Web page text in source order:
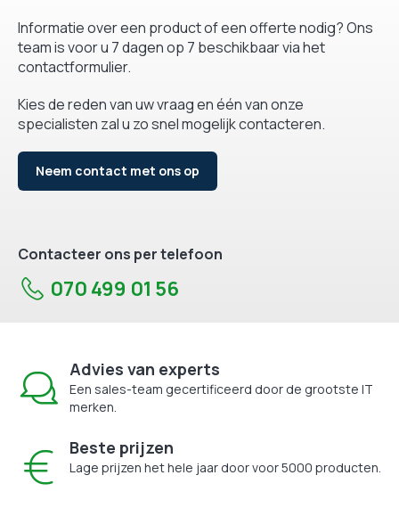
Informatie over een product of een offerte nodig? Ons
team is voor u 7 dagen op 7 beschikbaar via het
contactformulier.
Kies de reden van uw vraag en één van onze
specialisten zal u zo snel mogelijk contacteren.
Neem contact met ons op
Contacteer ons per telefoon
070 499 01 56
Advies van experts
Een sales-team gecertificeerd door de grootste IT
merken.
Beste prijzen
Lage prijzen het hele jaar door voor 5000 producten.